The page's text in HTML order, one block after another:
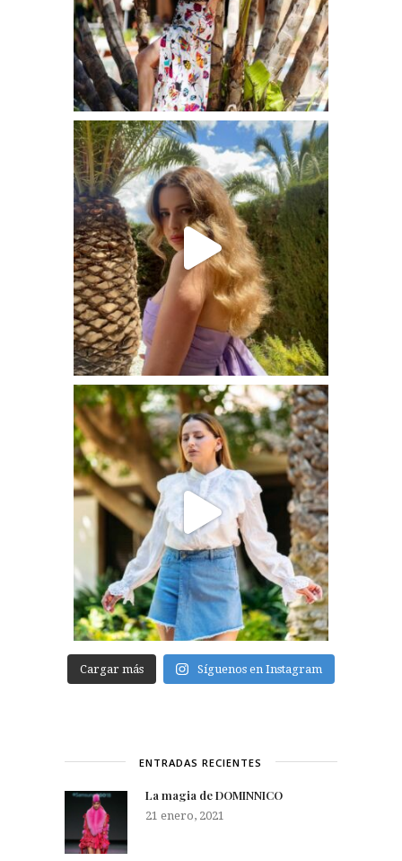
Cargar más Síguenos en Instagram
ENTRADAS RECIENTES
La magia de DOMINNICO
21 enero, 2021